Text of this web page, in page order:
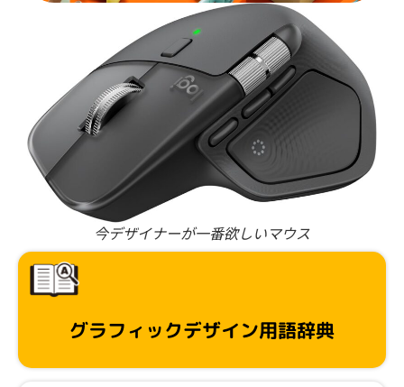
今デザイナーが一番欲しいマウス
グラフィックデザイン用語辞典